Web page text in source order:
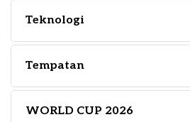
Teknologi
Tempatan
WORLD CUP 2026